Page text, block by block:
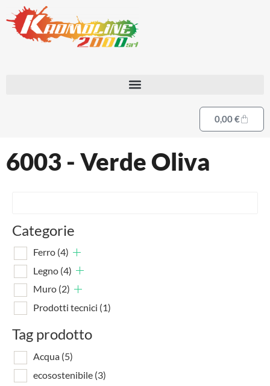
0,00€
6003 - Verde Oliva
Categorie
Ferro (4)
Legno (4)
Muro (2)
Prodotti tecnici (1)
Tag prodotto
Acqua (5)
ecosostenibile (3)